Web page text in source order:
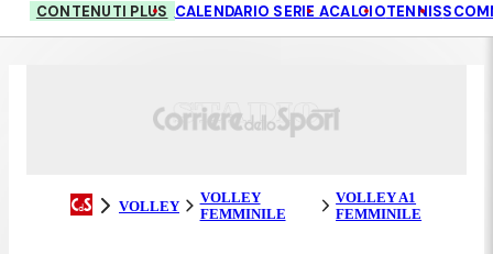
CONTENUTI PLUS CALENDARIO SERIE ACALCIOTENNIS
VOLLEY
VOLLEY
FEMMINILE
VOLLEY A1
FEMMINILE